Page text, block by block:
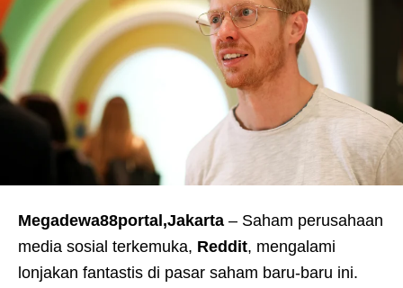
Megadewa88portal,Jakarta – Saham perusahaan
media sosial terkemuka, Reddit, mengalami
lonjakan fantastis di pasar saham baru-baru ini.